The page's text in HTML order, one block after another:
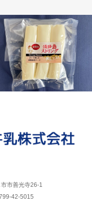
チーズ
市善光寺26-1
42-5015